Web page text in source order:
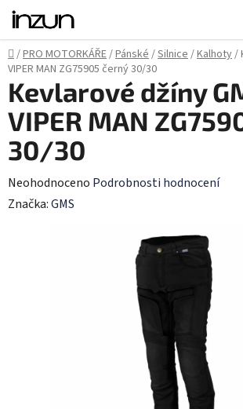
Přejít
obsah
Domů
/PRO MOTORKÁŘE/Pánské/Silnice/Kalhoty/
VIPER MAN ZG75905 černý 30/30
Kevlarové džíny
VIPER MAN
30/30
Průměrné
hodnocení
Neohodnoceno Podrobnosti hodnocení
Značka:GMS